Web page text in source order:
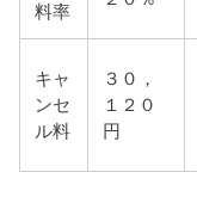
料率
キャ
ンセ
ル料
３０，
１２０
円